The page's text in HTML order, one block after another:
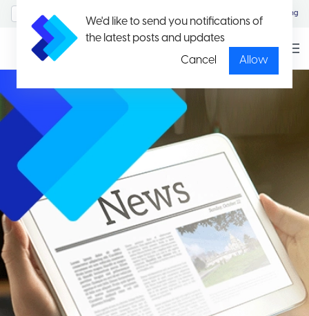
We'd like to send you notifications of
the latest posts and updates
Cancel
Allow
Eng